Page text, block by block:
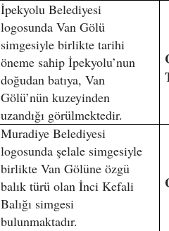
İpekyolu Belediyesi
logosunda Van Gölü
simgesiyle birlikte tarihi
öneme sahip İpekyolu’nun
doğudan batıya, Van
Gölü’nün kuzeyinden
uzandığı görülmektedir.
Muradiye Belediyesi
logosunda şelale simgesiyle
birlikte Van Gölüne özgü
balık türü olan İnci Kefali
Balığı simgesi
bulunmaktadır.